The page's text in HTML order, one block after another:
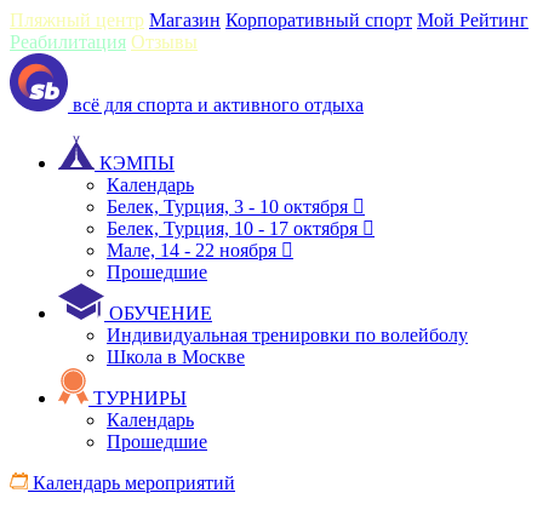
Пляжный центр Магазин Корпоративный спорт Мой Рейтинг
Реабилитация Отзывы
всё для спорта и активного отдыха
КЭМПЫ
Календарь
Белек, Турция, 3 - 10 октября
Белек, Турция, 10 - 17 октября
Мале, 14 - 22 ноября
Прошедшие
ОБУЧЕНИЕ
Индивидуальная тренировки по волейболу
Школа в Москве
ТУРНИРЫ
Календарь
Прошедшие
Календарь мероприятий